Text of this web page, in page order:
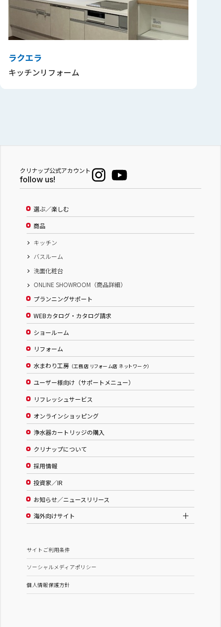
ラクエラ
キッチンリフォーム
クリナップ公式アカウント
follow us!
選ぶ／楽しむ
商品
キッチン
バスルーム
洗面化粧台
ONLINE SHOWROOM（商品詳細）
プランニングサポート
WEBカタログ・カタログ請求
ショールーム
リフォーム
水まわり工房 （工務店 リフォーム店 ネットワーク）
ユーザー様向け（サポートメニュー）
リフレッシュサービス
オンラインショッピング
浄水器カートリッジの購入
クリナップについて
採用情報
投資家／IR
お知らせ／ニュースリリース
海外向けサイト
サイトご利用条件
ソーシャルメディアポリシー
個人情報保護方針